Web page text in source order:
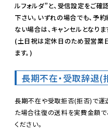
ルフォルダ”と、受信設定をご確
下さい。いずれの場合でも、予
ない場合は、キャンセルとなり
(土日祝は定休日のため翌営業
ます。)
長期不在・受取辞退(
長期不在や受取拒否(拒否)で運
た場合往復の送料を実費金額
ください。